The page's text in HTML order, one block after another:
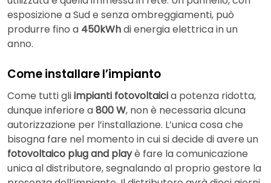
esposizione a Sud e senza ombreggiamenti, può
produrre fino a 450kWhdi energia elettrica in un
anno.
Come installare l’impianto
Come tutti gliimpianti fotovoltaicia potenza ridotta,
dunque inferiore a800 W, non è necessaria alcuna
autorizzazione per l’installazione. L’unica cosa che
bisogna fare nel momento in cui si decide di avere un
fotovoltaico plug and playè fare la comunicazione
unica al distributore, segnalando al proprio gestore la